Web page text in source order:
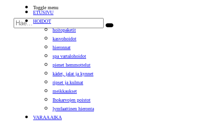
Toggle menu
ETUSIVU
HOIDOT
hoitopaketit
kasvohoidot
hieronnat
spa vartalohoidot
pienet hemmottelut
kädet, jalat ja kynnet
ripset ja kulmat
meikkaukset
Ihokarvojen poistot
lymfaattinen hieronta
VARAA AIKA